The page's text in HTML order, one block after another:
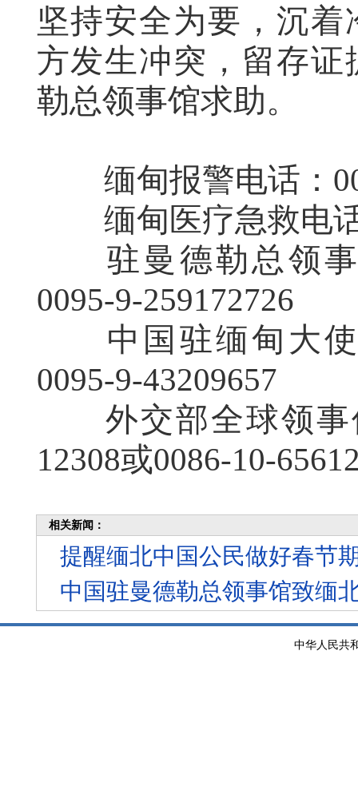
坚持安全为要，沉
方发生冲突，留存
勒总领事馆求助。
缅甸报警电话：
缅甸医疗急救电话
驻曼德勒总领事
0095-9-259172726
中国驻缅甸大使
0095-9-43209657
外交部全球领事
12308或0086-10-
相关新闻：
提醒缅北中国公民做好春节
中国驻曼德勒总领事馆致缅
中华人民共